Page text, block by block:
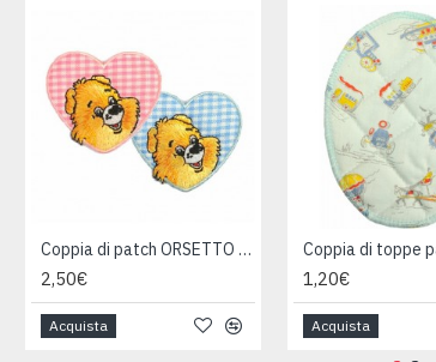
Coppia di patch ORSETTO per tessuti
2,50€
Acquista
1,20€
Acquista